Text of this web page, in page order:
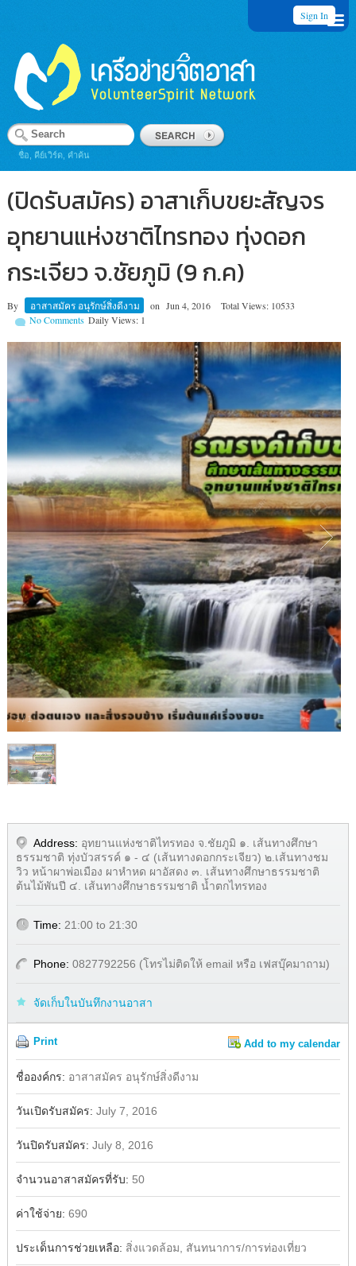
Sign In
ชื่อ, คีย์เวิร์ด, คำค้น
(ปิดรับสมัคร) อาสาเก็บขยะสัญจร
อุทยานแห่งชาติไทรทอง ทุ่งดอก
กระเจียว จ.ชัยภูมิ (9 ก.ค)
By อาสาสมัคร อนุรักษ์สิ่งดีงาม on Jun 4, 2016
Total Views: 10533
Daily Views: 1
No Comments
1/1
Address: อุทยานแห่งชาติไทรทอง จ.ชัยภูมิ ๑. เส้นทางศึกษา
ธรรมชาติ ทุ่งบัวสรรค์ ๑ - ๔ (เส้นทางดอกกระเจียว) ๒.เส้นทางชม
วิว หน้าผาพ่อเมือง ผาหำหด ผาอัสดง ๓. เส้นทางศึกษาธรรมชาติ
ต้นไม้พันปี ๔. เส้นทางศึกษาธรรมชาติ น้ำตกไทรทอง
Time: 21:00 to 21:30
Phone: 0827792256 (โทรไม่ติดให้ email หรือ เฟสบุ๊คมาถาม)
จัดเก็บในบันทึกงานอาสา
Print Add to my calendar
Facebook
ชื่อองค์กร: อาสาสมัคร อนุรักษ์สิ่งดีงาม
วันเปิดรับสมัคร: July 7, 2016
วันปิดรับสมัคร: July 8, 2016
จำนวนอาสาสมัครที่รับ: 50
ค่าใช้จ่าย: 690
ประเด็นการช่วยเหลือ: สิ่งแวดล้อม, สันทนาการ/การท่องเที่ยว